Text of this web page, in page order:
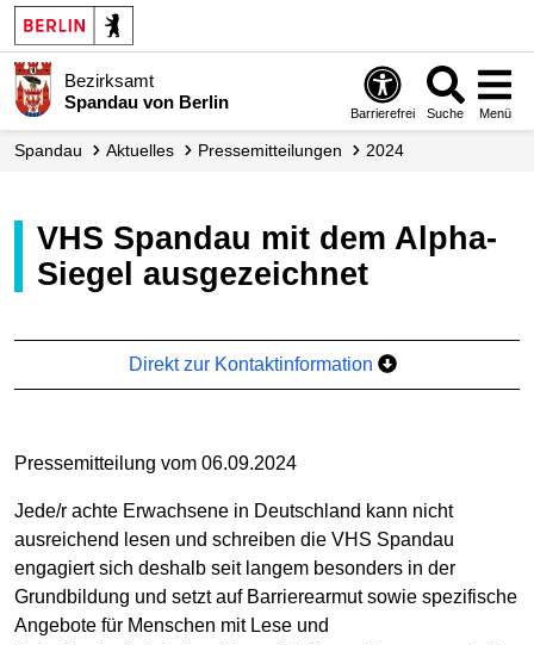
Bezirksamt
Spandau von Berlin
Barrierefrei Suche Menü
Spandau Aktuelles Presse­mitteilungen 2024
VHS Spandau mit dem Alpha-
Siegel ausgezeichnet
Direkt zur Kontaktinformation
Pressemitteilung vom 06.09.2024
Jede/r achte Erwachsene in Deutschland kann nicht
ausreichend lesen und schreiben die VHS Spandau
engagiert sich deshalb seit langem besonders in der
Grundbildung und setzt auf Barrierearmut sowie spezifische
Angebote für Menschen mit Lese und